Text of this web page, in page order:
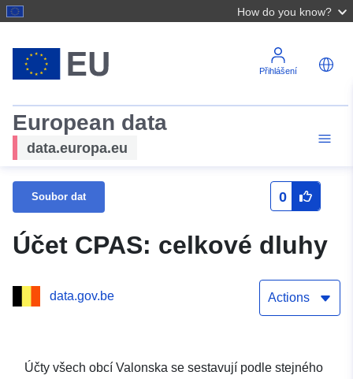
How do you know?
Přihlášení
European data
data.europa.eu
Soubor dat 0
Účet CPAS: celkové dluhy
data.gov.be Actions
Účty všech obcí Valonska se sestavují podle stejného